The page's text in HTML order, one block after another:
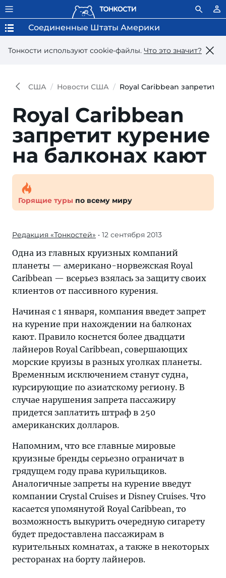
Тонкости используют сookie-файлы. Что это значит?
Соединенные Штаты Америки
США Новости США Royal Caribbean запретит
Royal Caribbean
запретит курение
на балконах кают
Горящие туры по всему миру
Редакция «Тонкостей» • 12 сентября 2013
Одна из главных круизных компаний
планеты — американо-норвежская Royal
Caribbean — всерьез взялась за защиту своих
клиентов от пассивного курения.
Начиная с 1 января, компания введет запрет
на курение при нахождении на балконах
кают. Правило коснется более двадцати
лайнеров Royal Caribbean, совершающих
морские круизы в разных уголках планеты.
Временным исключением станут судна,
курсирующие по азиатскому региону. В
случае нарушения запрета пассажиру
придется заплатить штраф в 250
американских долларов.
Напомним, что все главные мировые
круизные бренды серьезно ограничат в
грядущем году права курильщиков.
Аналогичные запреты на курение введут
компании Crystal Cruises и Disney Cruises. Что
касается упомянутой Royal Caribbean, то
возможность выкурить очередную сигарету
будет предоставлена пассажирам в
курительных комнатах, а также в некоторых
ресторанах на борту лайнеров.